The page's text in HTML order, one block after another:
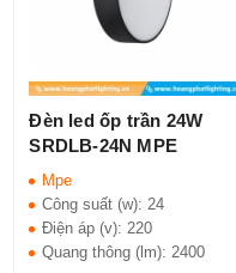
Đèn led ốp trần 24W
SRDLB-24N MPE
Mpe
Công suất (w): 24
Điện áp (v): 220
Quang thông (lm): 2400